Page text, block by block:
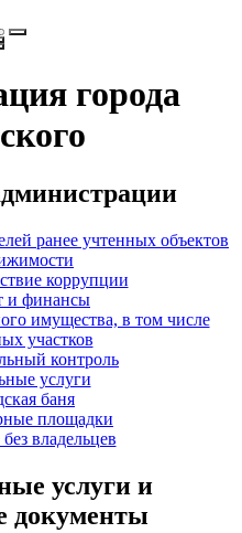
города
ранее учтенных объектов
коррупции
и финансы
имущества, в том числе
участков
контроль
услуги
баня
площадки
владельцев
услуги и
документы